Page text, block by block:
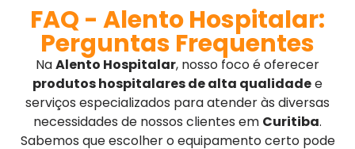
FAQ - Alento Hospitalar:
Perguntas Frequentes
NaAlento Hospitalar, nosso foco é oferecer
produtos hospitalares de alta qualidadee
serviços especializados para atender às diversas
necessidades de nossos clientes em Curitiba.
Sabemos que escolher o equipamento certo pode